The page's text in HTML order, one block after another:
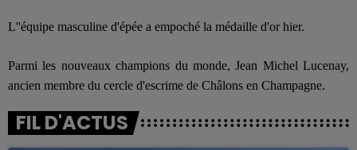
L''équipe masculine d'épée a empoché la médaille d'or hier.
Parmi les nouveaux champions du monde,Jean Michel Lucenay,
ancien membre du cercle d'escrime de Châlons en Champagne.
FIL D'ACTUS